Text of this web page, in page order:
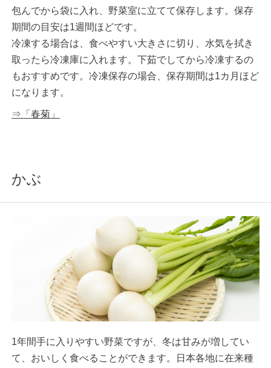
包んでから袋に入れ、野菜室に立てて保存します。保存
期間の目安は1週間ほどです。
冷凍する場合は、食べやすい大きさに切り、水気を拭き
取ったら冷凍庫に入れます。下茹でしてから冷凍するの
もおすすめです。冷凍保存の場合、保存期間は1カ月ほど
になります。
⇒「春菊」
かぶ
1年間手に入りやすい野菜ですが、冬は甘みが増してい
て、おいしく食べることができます。日本各地に在来種